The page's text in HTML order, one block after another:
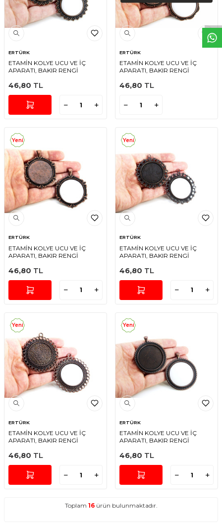
ERTÜRK
ETAMİN KOLYE UCU VE İÇ
APARATI, BAKIR RENGİ
46,80 TL
ERTÜRK
ETAMİN KOLYE UCU VE İÇ
APARATI, BAKIR RENGİ
46,80 TL
Yeni
ERTÜRK
ETAMİN KOLYE UCU VE İÇ
APARATI, BAKIR RENGİ
46,80 TL
Yeni
ERTÜRK
ETAMİN KOLYE UCU VE İÇ
APARATI, BAKIR RENGİ
46,80 TL
Yeni
ERTÜRK
ETAMİN KOLYE UCU VE İÇ
APARATI, BAKIR RENGİ
46,80 TL
Yeni
ERTÜRK
ETAMİN KOLYE UCU VE İÇ
APARATI, BAKIR RENGİ
46,80 TL
Toplam 16ürün bulunmaktadır.